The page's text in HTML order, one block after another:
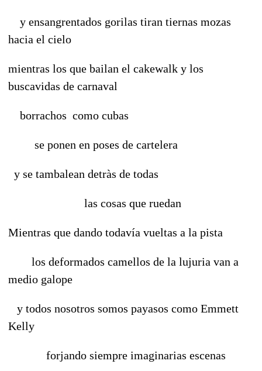
y ensangrentados gorilas tiran tiernas mozas
hacia el cielo
mientras los que bailan el cakewalk y los
buscavidas de carnaval
borrachos como cubas
se ponen en poses de cartelera
y se tambalean detràs de todas
las cosas que ruedan
Mientras que dando todavía vueltas a la pista
los deformados camellos de la lujuria van a
medio galope
y todos nosotros somos payasos como Emmett
Kelly
forjando siempre imaginarias escenas